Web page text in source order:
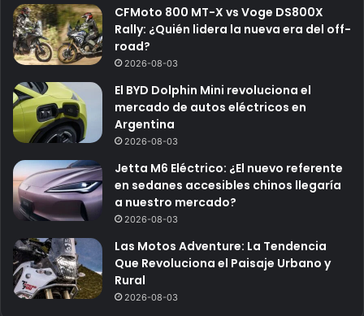
CFMoto 800 MT-X vs Voge DS800X
Rally: ¿Quién lidera la nueva era del off-
road?
2026-08-03
El BYD Dolphin Mini revoluciona el
mercado de autos eléctricos en
Argentina
2026-08-03
Jetta M6 Eléctrico: ¿El nuevo referente
en sedanes accesibles chinos llegaría
a nuestro mercado?
2026-08-03
Las Motos Adventure: La Tendencia
Que Revoluciona el Paisaje Urbano y
Rural
2026-08-03